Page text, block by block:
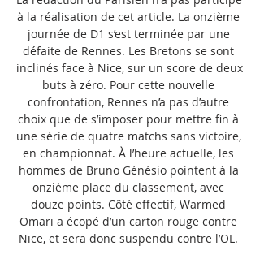
à la réalisation de cet article. La onzième
journée de D1 s’est terminée par une
défaite de Rennes. Les Bretons se sont
inclinés face à Nice, sur un score de deux
buts à zéro. Pour cette nouvelle
confrontation, Rennes n’a pas d’autre
choix que de s’imposer pour mettre fin à
une série de quatre matchs sans victoire,
en championnat. À l’heure actuelle, les
hommes de Bruno Génésio pointent à la
onzième place du classement, avec
douze points. Côté effectif, Warmed
Omari a écopé d’un carton rouge contre
Nice, et sera donc suspendu contre l’OL.